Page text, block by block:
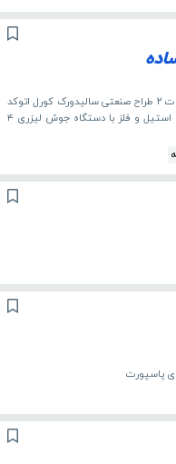
صنایع فلزی صنعت کار نیرو‌ می پذیرد ۱ اپراتور لیزر فلزات ۲ طراح صنعتی سالیدورک کورل اتوکد
کتیا و... ۲ بعدی و ۳ بعدی ۳ مسلط به ساخت حروف استیل و فلز با دستگاه جوش لیزری ۴
پاسپورت